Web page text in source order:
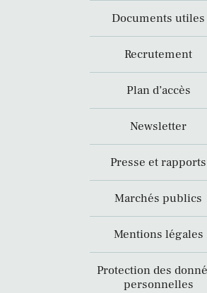
Documents utiles
Recrutement
Plan d’accès
Newsletter
Presse et rapports
Marchés publics
Mentions légales
Protection des
personnelles